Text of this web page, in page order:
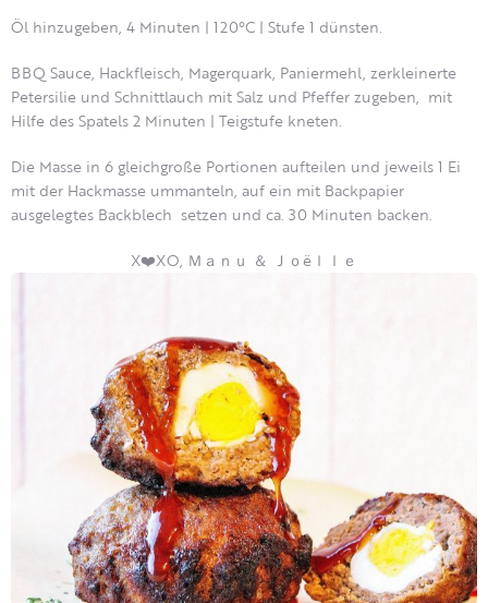
Öl hinzugeben, 4 Minuten | 120°C | Stufe 1 dünsten.
BBQ Sauce, Hackfleisch, Magerquark, Paniermehl, zerkleinerte
Petersilie und Schnittlauch mit Salz und Pfeffer zugeben, mit
Hilfe des Spatels 2 Minuten | Teigstufe kneten.
Die Masse in 6 gleichgroße Portionen aufteilen und jeweils 1 Ei
mit der Hackmasse ummanteln, auf ein mit Backpapier
ausgelegtes Backblech setzen und ca. 30 Minuten backen.
X❤️XO, Ｍａｎｕ ＆ Ｊｏëｌｌｅ